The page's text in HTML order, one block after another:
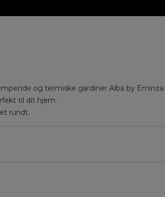
og termiske gardiner Alba by Eminza.
til dit hjem.
rundt.